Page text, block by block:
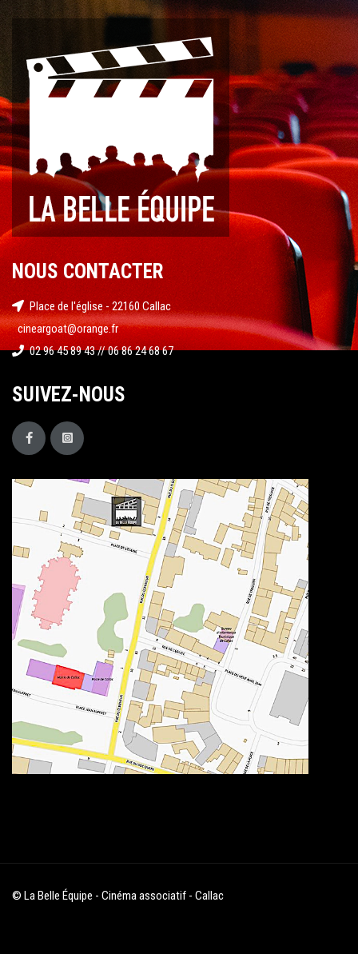
NOUS CONTACTER
Place de l'église - 22160 Callac
cineargoat@orange.fr
02 96 45 89 43 // 06 86 24 68 67
SUIVEZ-NOUS
© La Belle Équipe - Cinéma associatif - Callac